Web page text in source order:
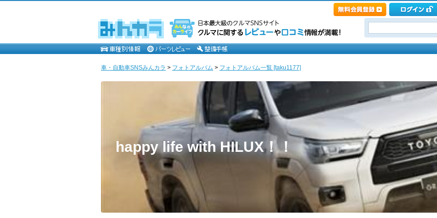
車・自動車SNSみんカラ > フォトアルバム > フォトアルバム一覧 [taku1177]
happy life with HILUX！！